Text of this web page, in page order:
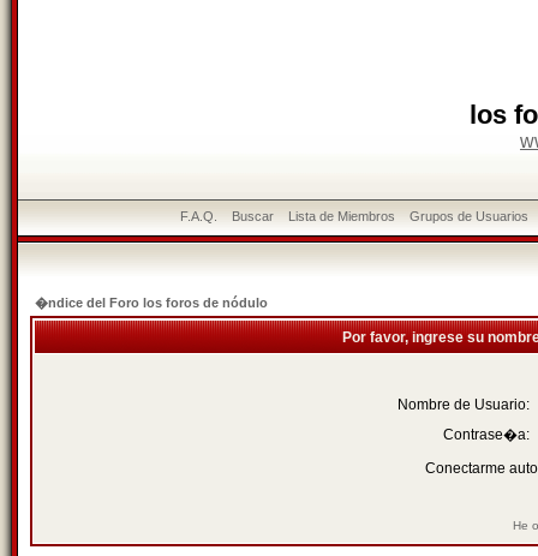
los
F.A.Q. Buscar Lista de Miembros Grupos de Usuarios
�ndice del Foro los foros de nódulo
Por favor, ingrese su
Nombre de Usuario:
Contrase�a:
Conectarme
He